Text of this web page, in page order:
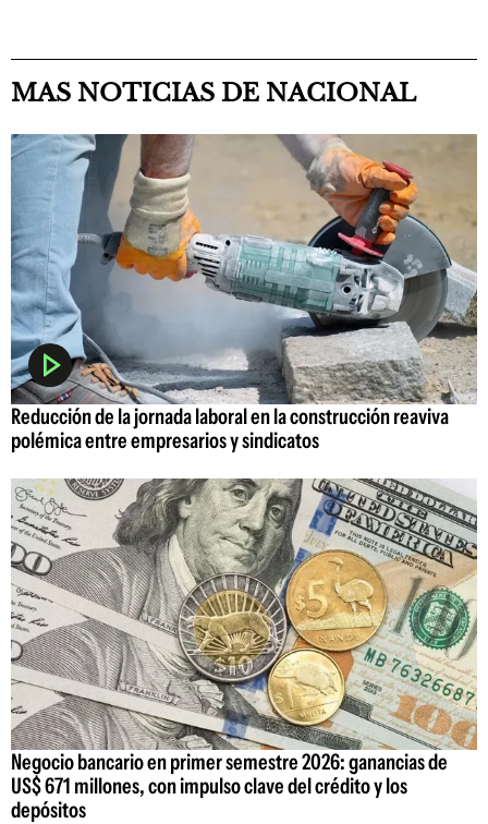
MAS NOTICIAS DE NACIONAL
Reducción de la jornada laboral en la construcción reaviva
polémica entre empresarios y sindicatos
Negocio bancario en primer semestre 2026: ganancias de
US$ 671 millones, con impulso clave del crédito y los
depósitos